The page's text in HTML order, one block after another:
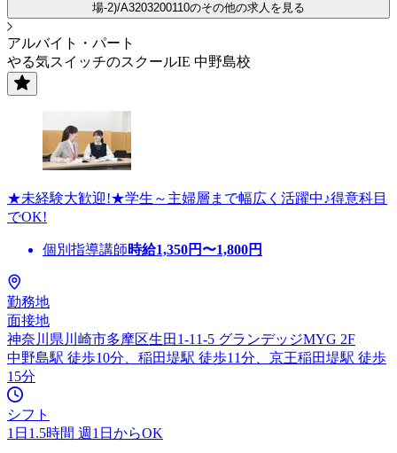
場-2)/A3203200110のその他の求人を見る
アルバイト・パート
やる気スイッチのスクールIE 中野島校
★未経験大歓迎!★学生～主婦層まで幅広く活躍中♪得意科目
でOK!
個別指導講師時給1,350円〜1,800円
勤務地
面接地
神奈川県川崎市多摩区生田1-11-5 グランデッジMYG 2F
中野島駅 徒歩10分、稲田堤駅 徒歩11分、京王稲田堤駅 徒歩
15分
シフト
1日1.5時間 週1日からOK